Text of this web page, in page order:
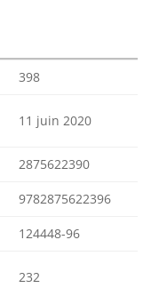
398
11 juin 2020
2875622390
9782875622396
124448-96
232